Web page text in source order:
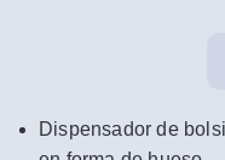
Dispensador de